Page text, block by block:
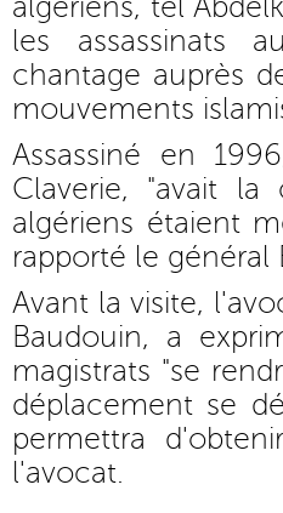
algériens, tel
les assassinats
chantage auprès
mouvements
Assassiné en
Claverie, "avait
algériens étaient
rapporté le général
Avant la visite,
Baudouin, a
magistrats "se
déplacement se
permettra
l'avocat.